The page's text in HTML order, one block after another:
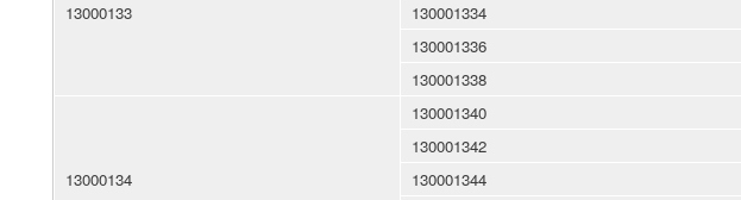
13000133
130001334
130001336
130001338
13000134
130001340
130001342
130001344